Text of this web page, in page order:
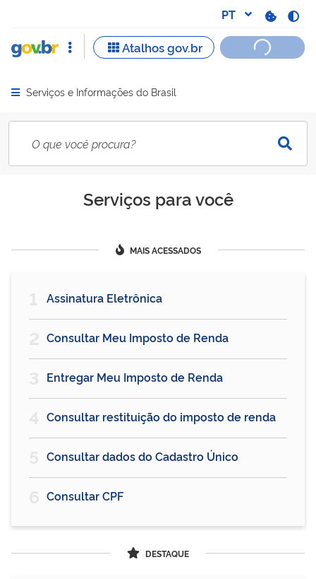
Abrir menu principal de navegação
Serviços e Informações do Brasil
Serviços para você
MAIS ACESSADOS
Assinatura Eletrônica
Consultar Meu Imposto de Renda
Entregar Meu Imposto de Renda
Consultar restituição do imposto de renda
Consultar dados do Cadastro Único
Consultar CPF
DESTAQUE